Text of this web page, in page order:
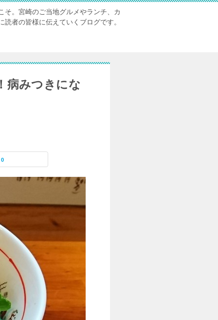
そ。宮崎のご当地グルメやランチ、カ
者の皆様に伝えていくブログです。
病みつきにな
0